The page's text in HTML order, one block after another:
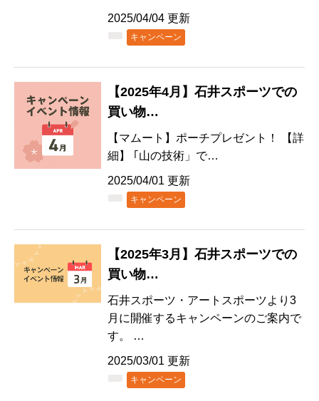
2025/04/04 更新
キャンペーン
【2025年4月】石井スポーツでの
買い物…
【マムート】ポーチプレゼント！ 【詳
細】 ｢山の技術」で…
2025/04/01 更新
キャンペーン
【2025年3月】石井スポーツでの
買い物…
石井スポーツ・アートスポーツより3
月に開催するキャンペーンのご案内で
す。 …
2025/03/01 更新
キャンペーン